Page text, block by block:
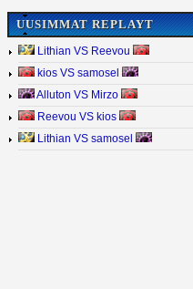
UUSIMMAT REPLAYT
Lithian VS Reevou
kios VS samosel
Alluton VS Mirzo
Reevou VS kios
Lithian VS samosel